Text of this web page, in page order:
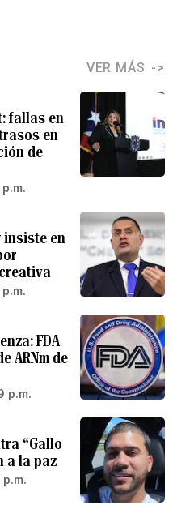
VER MÁS
fallas en
en
de
insiste en
FDA
ARNm de
p.m.
“Gallo
a la paz